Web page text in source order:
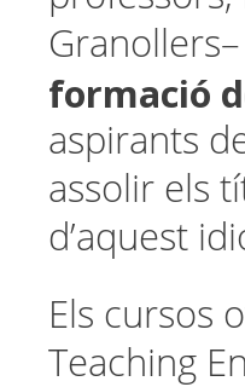
formació
aspirants
assolir els
d’aquest
Els cursos
Teaching